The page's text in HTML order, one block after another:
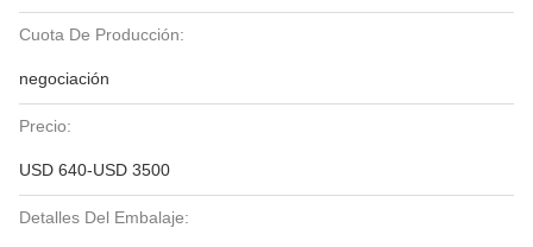
Cuota De Producción:
negociación
Precio:
USD 640-USD 3500
Detalles Del Embalaje: